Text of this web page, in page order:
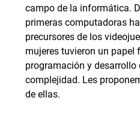
campo de la informática.
primeras computadoras
precursores de los
mujeres tuvieron un papel
programación y desarrollo
complejidad. Les
de ellas.